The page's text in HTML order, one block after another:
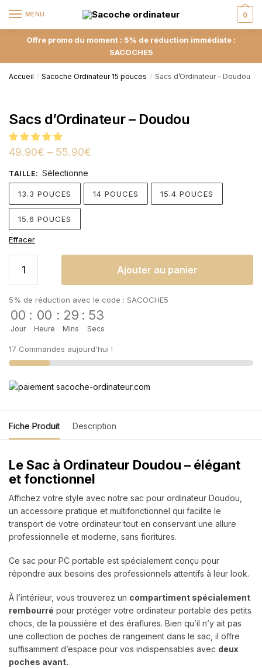
MENU 0
Offre promo du moment : 5% de réduction immédiate :
SACOCHE5
Accueil / Sacoche Ordinateur 15 pouces / Sacs d’Ordinateur – Doudou
Sacs d’Ordinateur – Doudou
49.90€ – 55.90€
TAILLE: Sélectionne
13.3 POUCES 14 POUCES 15.4 POUCES
15.6 POUCES
Effacer
Ajouter au panier
5% de réduction avec le code : SACOCHE5
00
Jour
: 00
Heure
: 29
Mins
: 52
Secs
17 Commandes aujourd'hui !
Fiche Produit Description
Le Sac à Ordinateur Doudou – élégant
et fonctionnel
Affichez votre style avec notre sac pour ordinateur Doudou,
un accessoire pratique et multifonctionnel qui facilite le
transport de votre ordinateur tout en conservant une allure
professionnelle et moderne, sans fioritures.
Ce sac pour PC portable est spécialement conçu pour
répondre aux besoins des professionnels attentifs à leur look.
À l’intérieur, vous trouverez un compartiment spécialement
rembourré pour protéger votre ordinateur portable des petits
chocs, de la poussière et des éraflures. Bien qu’il n’y ait pas
une collection de poches de rangement dans le sac, il offre
suffisamment d’espace pour vos indispensables avec deux
poches avant.